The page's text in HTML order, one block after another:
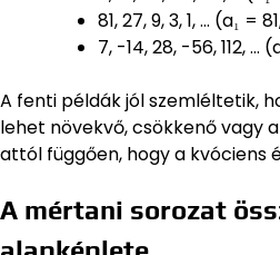
81, 27, 9, 3, 1, … (a₁ =
7, -14, 28, -56, 112, …
A fenti példák jól szemléltetik,
lehet növekvő, csökkenő vagy
attól függően, hogy a kvóciens
A mértani sorozat